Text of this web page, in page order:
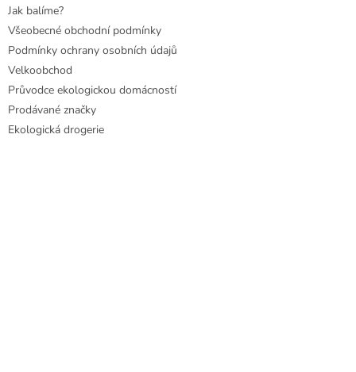
Jak balíme?
Všeobecné obchodní podmínky
Podmínky ochrany osobních údajů
Velkoobchod
Průvodce ekologickou domácností
Prodávané značky
Ekologická drogerie